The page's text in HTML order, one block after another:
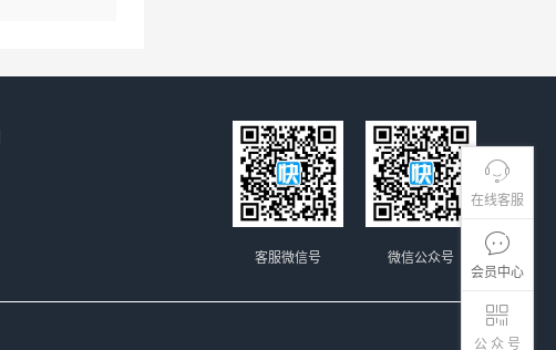
在线客服
会员中心
公 众 号
微信公众号
客服微信号